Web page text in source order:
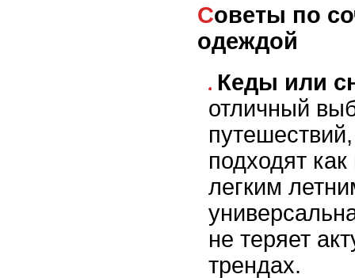
Советы по сочетанию обуви с
одеждой
Кеды или
отличный
подходят
легким
не теряет
трендах.